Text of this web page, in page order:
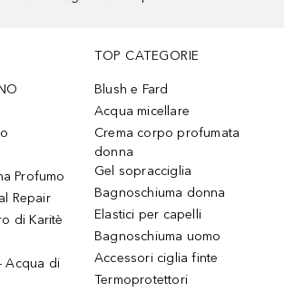
Profumo
Repair
di Karitè
Acqua di
TOP CATEGORIE
Blush e Fard
Acqua micellare
Crema corpo profumata
donna
Gel sopracciglia
Bagnoschiuma donna
Elastici per capelli
Bagnoschiuma uomo
Accessori ciglia finte
Termoprotettori